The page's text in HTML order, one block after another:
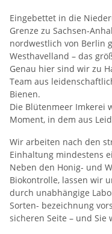
Eingebettet in die
Grenze zu Sachsen-
nordwestlich von Berlin
Westhavelland – das
Genau hier sind wir zu
Team aus
Bienen.
Die Blütenmeer Imkerei
Moment, in dem aus
Wir arbeiten nach den
Einhaltung mindestens
Neben den Honig- und
Biokontrolle, lassen wir
durch unabhängige
Sorten- bezeichnung
sicheren Seite – und Sie